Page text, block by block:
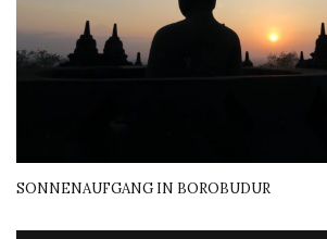
SONNENAUFGANG IN BOROBUDUR